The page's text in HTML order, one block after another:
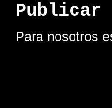
Publicar
Para nosotros